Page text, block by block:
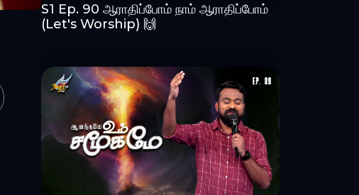
S1 Ep. 90 ஆராதிப்போம் நாம் ஆராதிப்போம்
(Let's Worship) 🙌